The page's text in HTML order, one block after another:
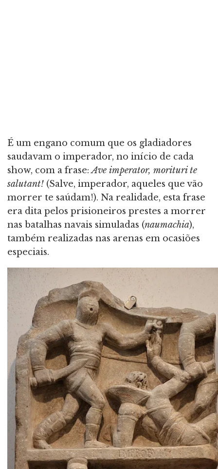
É um engano comum que os gladiadores
saudavam o imperador, no início de cada
show, com a frase:Ave imperator, morituri te
salutant! (Salve, imperador, aqueles que vão
morrer te saúdam!). Na realidade, esta frase
era dita pelos prisioneiros prestes a morrer
nas batalhas navais simuladas (naumachia),
também realizadas nas arenas em ocasiões
especiais.